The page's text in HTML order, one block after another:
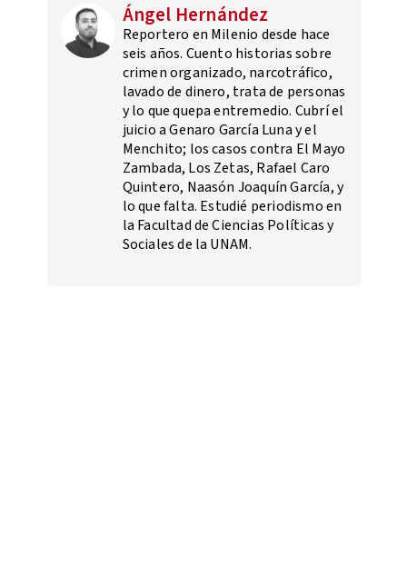
Ángel Hernández
Reportero en Milenio desde hace
seis años. Cuento historias sobre
crimen organizado, narcotráfico,
lavado de dinero, trata de personas
y lo que quepa entremedio. Cubrí el
juicio a Genaro García Luna y el
Menchito; los casos contra El Mayo
Zambada, Los Zetas, Rafael Caro
Quintero, Naasón Joaquín García, y
lo que falta. Estudié periodismo en
la Facultad de Ciencias Políticas y
Sociales de la UNAM.